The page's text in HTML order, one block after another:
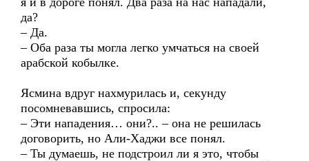
да?
– Да.
– Оба раза ты могла легко умчаться на своей
арабской кобылке.
Ясмина вдруг нахмурилась и, секунду
посомневавшись, спросила:
– Эти нападения… они?.. – она не решилась
договорить, но Али-Хаджи все понял.
– Ты думаешь, не подстроил ли я это, чтобы